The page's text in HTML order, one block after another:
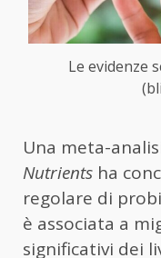
Le evidenze
Una meta-
Nutrients ha
regolare di
è associata a
significativi dei